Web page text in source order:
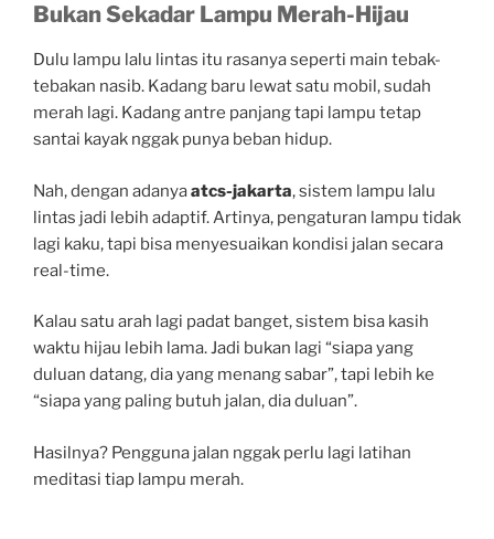
Bukan Sekadar Lampu Merah-Hijau
Dulu lampu lalu lintas itu rasanya seperti main tebak-
tebakan nasib. Kadang baru lewat satu mobil, sudah
merah lagi. Kadang antre panjang tapi lampu tetap
santai kayak nggak punya beban hidup.
Nah, dengan adanyaatcs-jakarta, sistem lampu lalu
lintas jadi lebih adaptif. Artinya, pengaturan lampu tidak
lagi kaku, tapi bisa menyesuaikan kondisi jalan secara
real-time.
Kalau satu arah lagi padat banget, sistem bisa kasih
waktu hijau lebih lama. Jadi bukan lagi “siapa yang
duluan datang, dia yang menang sabar”, tapi lebih ke
“siapa yang paling butuh jalan, dia duluan”.
Hasilnya? Pengguna jalan nggak perlu lagi latihan
meditasi tiap lampu merah.